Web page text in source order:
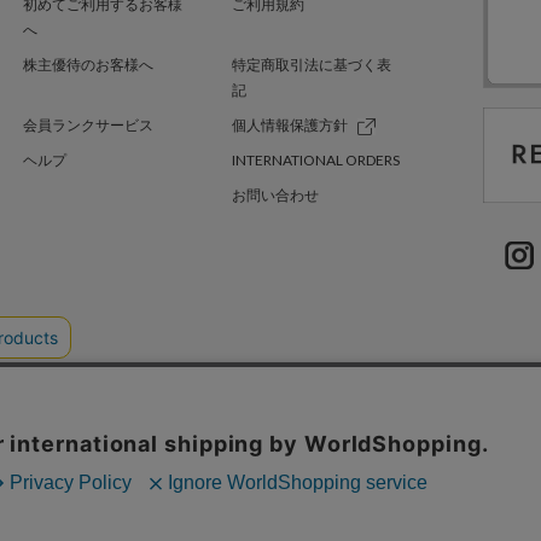
初めてご利用するお客様
へ
ご利用規約
株主優待のお客様へ
特定商取引法に基づく表
記
会員ランクサービス
個人情報保護方針
ヘルプ
INTERNATIONAL ORDERS
お問い合わせ
GREEN 採用情報